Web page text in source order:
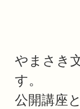
やまさき
す。
公開講座